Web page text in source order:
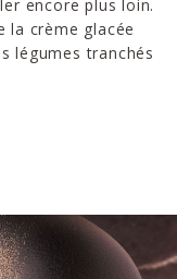
encore plus loin.
la crème glacée
légumes tranchés